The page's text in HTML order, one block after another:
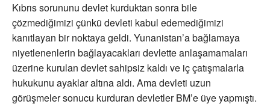
Kıbrıs sorununu devlet kurduktan sonra bile
çözmediğimizi çünkü devleti kabul edemediğimizi
kanıtlayan bir noktaya geldi. Yunanistan’a bağlamaya
niyetlenenlerin bağlayacakları devlette anlaşamamaları
üzerine kurulan devlet sahipsiz kaldı ve iç çatışmalarla
hukukunu ayaklar altına aldı. Ama devleti uzun
görüşmeler sonucu kurduran devletler BM’e üye yapmıştı.